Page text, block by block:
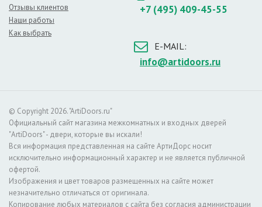
Отзывы клиентов
Наши работы
Как выбрать
+7 (495) 409-45-55
E-MAIL:
info@artidoors.ru
© Copyright 2026. "ArtiDoors.ru"
Официальный сайт магазина межкомнатных и входных дверей
"ArtiDoors" - двери, которые вы искали!
Вся информация представленная на сайте АртиДорс носит
исключительно информационный характер и не является публичной
офертой.
Изображения и цвет товаров размещенных на сайте может
незначительно отличаться от оригинала.
Копирование любых материалов с сайта без согласия администрации